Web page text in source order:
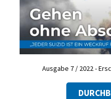
Ausgabe 7 / 2022 -